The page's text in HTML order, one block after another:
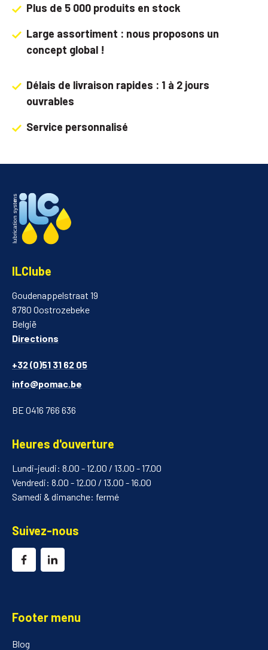
Plus de 5 000 produits en stock
Large assortiment : nous proposons un
concept global !
Délais de livraison rapides : 1 à 2 jours
ouvrables
Service personnalisé
ILClube
Goudenappelstraat 19
8780 Oostrozebeke
België
Directions
+32 (0)51 31 62 05
info@pomac.be
BE 0416 766 636
Heures d'ouverture
Lundi-jeudi: 8.00 - 12.00 / 13.00 - 17.00
Vendredi: 8.00 - 12.00 / 13.00 - 16.00
Samedi & dimanche: fermé
Suivez-nous
Footer menu
Blog